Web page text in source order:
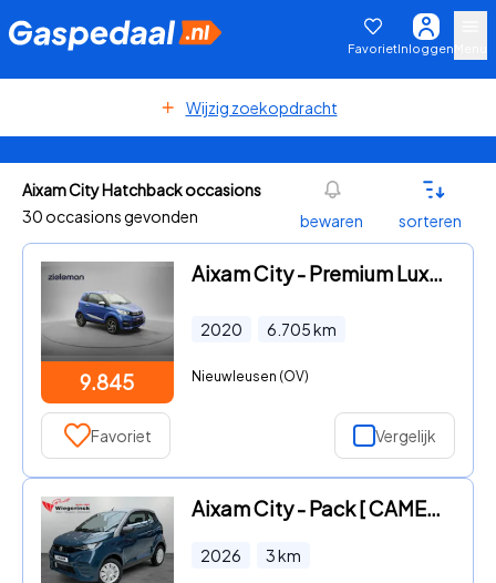
FavorietInloggen
Wijzig zoekopdracht
Aixam City Hatchback occasions
30 occasions gevonden
bewaren sorteren
9.845
Aixam City - Premium Luxe - 2020 - 6.705 Km - Camera, Leer, Parkeersensor
2020 6.705km
Nieuwleusen (OV)
Favoriet Vergelijk
Aixam City - Pack [ CAMERA I VERWARMING I BLUETOOTH I DIESEL ]
2026 3km